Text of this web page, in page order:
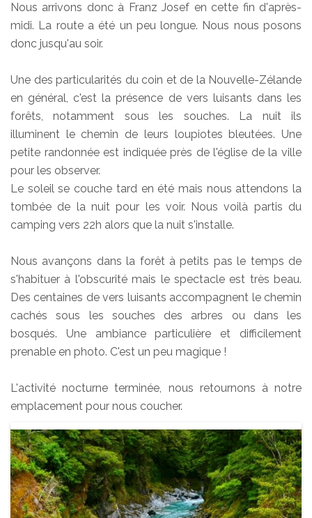
Nous arrivons donc à Franz Josef en cette fin d'après-
midi. La route a été un peu longue. Nous nous posons
donc jusqu'au soir.
Une des particularités du coin et de la Nouvelle-Zélande
en général, c'est la présence de vers luisants dans les
forêts, notamment sous les souches. La nuit ils
illuminent le chemin de leurs loupiotes bleutées. Une
petite randonnée est indiquée près de l'église de la ville
pour les observer.
Le soleil se couche tard en été mais nous attendons la
tombée de la nuit pour les voir. Nous voilà partis du
camping vers 22h alors que la nuit s'installe.
Nous avançons dans la forêt à petits pas le temps de
s'habituer à l'obscurité mais le spectacle est très beau.
Des centaines de vers luisants accompagnent le chemin
cachés sous les souches des arbres ou dans les
bosqués. Une ambiance particulière et difficilement
prenable en photo. C'est un peu magique !
L'activité nocturne terminée, nous retournons à notre
emplacement pour nous coucher.